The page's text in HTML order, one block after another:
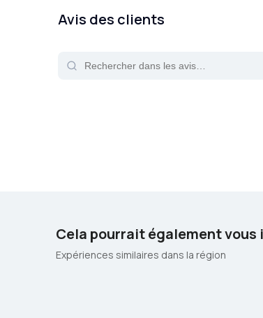
Avis des clients
Cela pourrait également vous
Expériences similaires dans la région